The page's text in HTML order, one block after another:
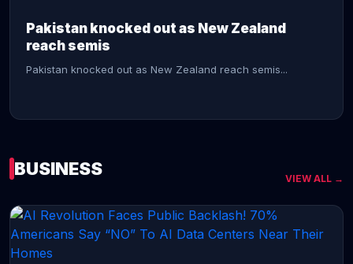
Pakistan knocked out as New Zealand
reach semis
Pakistan knocked out as New Zealand reach semis...
CONTINUE READING →
BUSINESS VIEW ALL →